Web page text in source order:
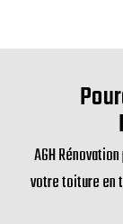
AGH
votre toiture en